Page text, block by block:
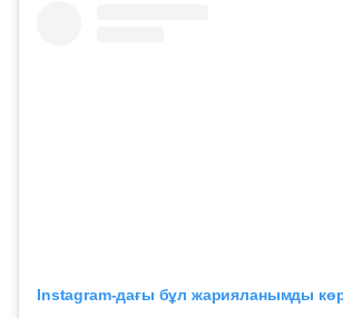
Instagram-дағы бұл жарияланымды